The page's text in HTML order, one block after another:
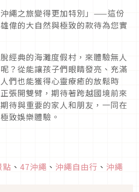
沖繩之旅變得更加特別」——這份
偉的大自然與極致的款待為您實
經典的海灘度假村，來體驗無人
？從能讓孩子們眼睛發亮、充滿
們也能獲得心靈療癒的放鬆時
張開雙臂，期待著跨越國境前來
待與重要的家人和朋友，一同在
致娛樂體驗。
點 、 47沖繩 、 沖繩自由行 、 沖繩